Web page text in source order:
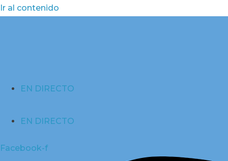
Ir al contenido
EN DIRECTO
EN DIRECTO
Facebook-f